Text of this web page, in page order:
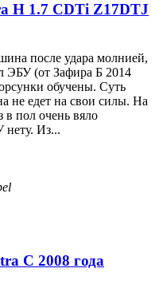
H 1.7 CDTi Z17DTJ
после удара молнией,
ЭБУ (от Зафира Б 2014
обучены. Суть
не едет на свои силы. На
в пол очень вяло
нету. Из...
C 2008 года